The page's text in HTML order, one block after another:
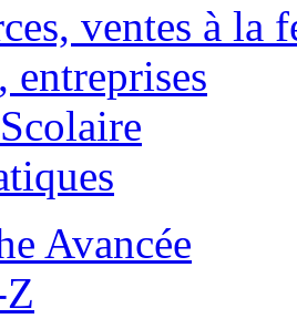
ventes à la
entreprises
Avancée